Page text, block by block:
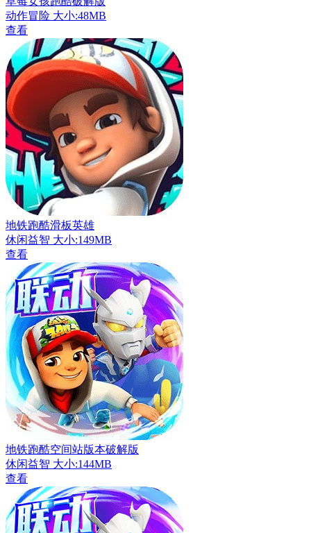
动作冒险 大小:48MB
查看
地铁跑酷滑板英雄
休闲益智 大小:149MB
查看
地铁跑酷空间站版本破解版
休闲益智 大小:144MB
查看